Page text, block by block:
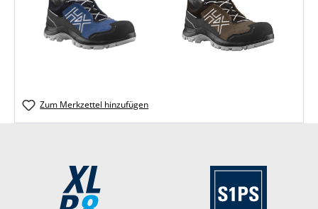
Zum Merkzettel hinzufügen